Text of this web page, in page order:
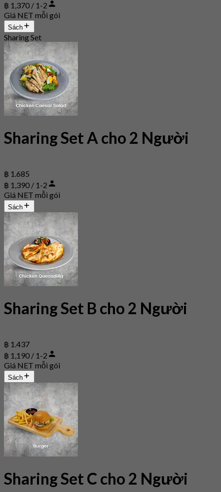
฿ 1,370 / 1-2
Giá NET mỗi gói
Sách
Sharing Set
Sharing Set A cho 2 Người
฿ 1.685
฿ 1,390 / 1-2
Giá NET mỗi gói
Sách
Sharing Set B cho 2 Người
฿ 1.437
฿ 1,190 / 1-2
Giá NET mỗi gói
Sách
Sharing Set C cho 2 Người